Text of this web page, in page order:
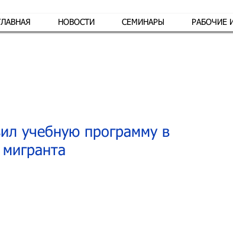
ГЛАВНАЯ НОВОСТИ СЕМИНАРЫ РАБОЧИЕ
учебную программу в